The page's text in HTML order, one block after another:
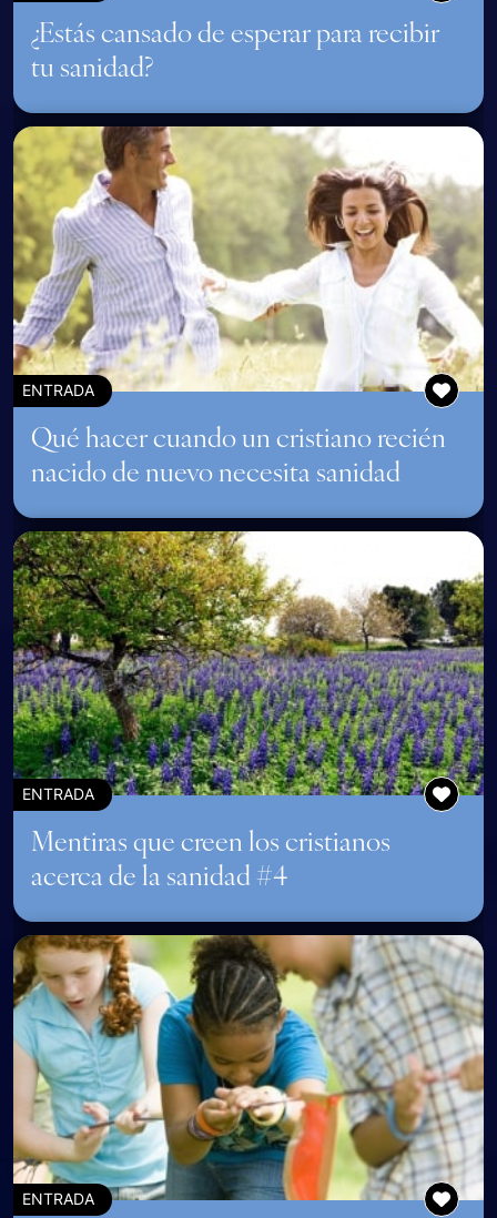
¿Estás cansado de esperar para recibir
tu sanidad?
ENTRADA
Qué hacer cuando un cristiano recién
nacido de nuevo necesita sanidad
ENTRADA
Mentiras que creen los cristianos
acerca de la sanidad #4
ENTRADA